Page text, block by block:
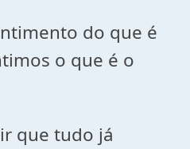
do que é
o que é o
que tudo já